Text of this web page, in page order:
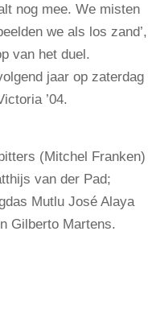
nog mee. We misten
we als los zand’,
van het duel.
jaar op zaterdag
’04.
(Mitchel Franken)
van der Pad;
Mutlu José Alaya
Gilberto Martens.